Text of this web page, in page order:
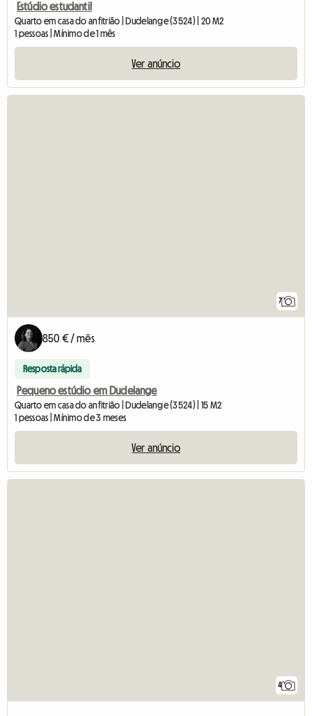
Estúdio estudantil
Quarto em casa do anfitrião | Dudelange (3524) | 20 M2
1 pessoas | Mínimo de 1 mês
Ver anúncio
7
850 € / mês
Resposta rápida
Pequeno estúdio em Dudelange
Quarto em casa do anfitrião | Dudelange (3524) | 15 M2
1 pessoas | Mínimo de 3 meses
Ver anúncio
4